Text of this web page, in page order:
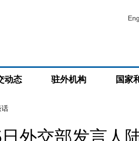
动态 驻外机构 国家
话
外交部发言人